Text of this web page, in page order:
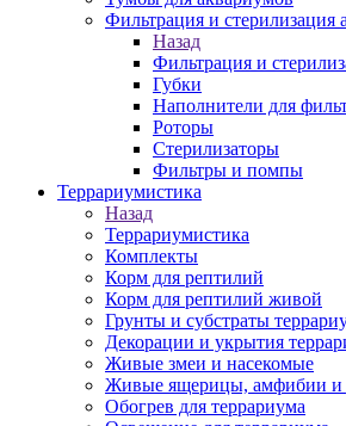
Фильтрация и стерилизация
Назад
Фильтрация и
Губки
Наполнители для
Роторы
Стерилизаторы
Фильтры и помпы
Террариумистика
Назад
Террариумистика
Комплекты
Корм для рептилий
Корм для рептилий живой
Грунты и субстраты
Декорации и укрытия
Живые змеи и насекомые
Живые ящерицы, амфибии и
Обогрев для террариума